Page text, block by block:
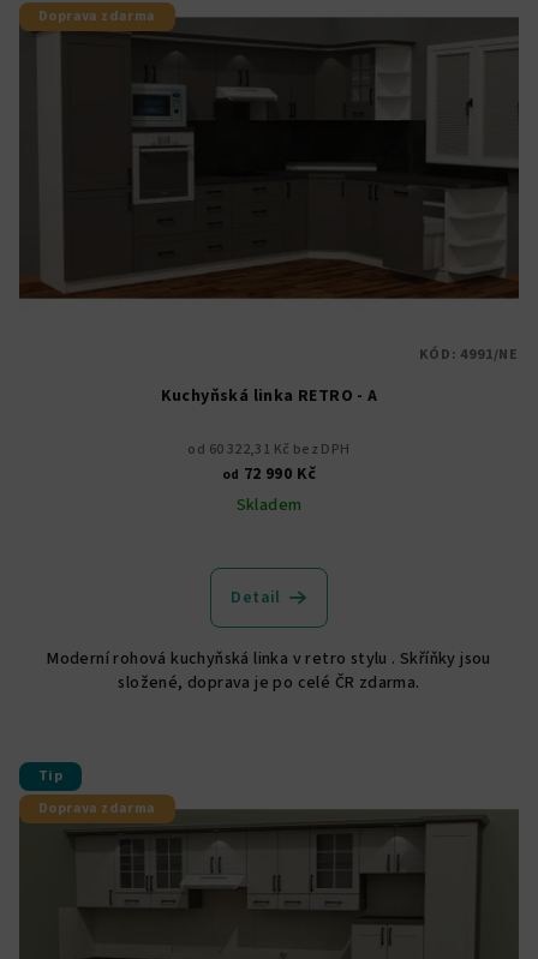
Doprava zdarma
Kuchyňská linka RETRO - A
od 60 322,31 Kč bez DPH
od 72 990 Kč
Skladem
Detail
Moderní rohová kuchyňská linka v retro stylu . Skříňky jsou
složené, doprava je po celé ČR zdarma.
KÓD: 4991/NE
Tip
Doprava zdarma